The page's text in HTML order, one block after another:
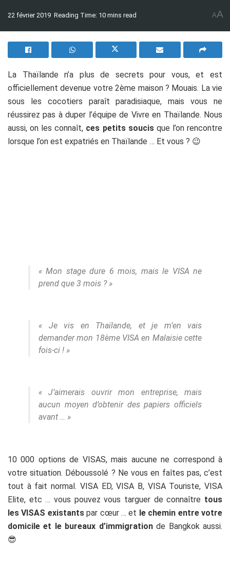
22 février 2019 Reading Time: 10 mins read AA
La Thaïlande n’a plus de secrets pour vous, et est
officiellement devenue votre 2ème maison ? Mouais. La vie
sous les cocotiers paraît paradisiaque, mais vous ne
réussirez pas à duper l’équipe de Vivre en Thaïlande. Nous
aussi, on les connaît, ces petits soucisque l’on rencontre
lorsque l’on est expatriés en Thaïlande … Et vous ? 😉
« Mon stage dure 6 mois, mais le VISA ne
prend que 3 mois ? »
« Je vis en Thaïlande, et je m’en vais
demander mon 18èmeVISA en Malaisie cette
fois-ci ! »
« J’aimerais ouvrir mon entreprise, mais
aucun moyen d’obtenir des papiers officiels
avant … »
10 000 options de VISAS, mais aucune ne correspond à
votre situation. Déboussolé ? Ne vous en faîtes pas, c’est
tout à fait normal. VISA ED, VISA B, VISA Touriste, VISA
Elite, etc … vous pouvez vous targuer de connaître tous
les VISAS existantspar cœur … et le chemin entre votre
domicile et le bureaux d’immigrationde Bangkok aussi.
😎